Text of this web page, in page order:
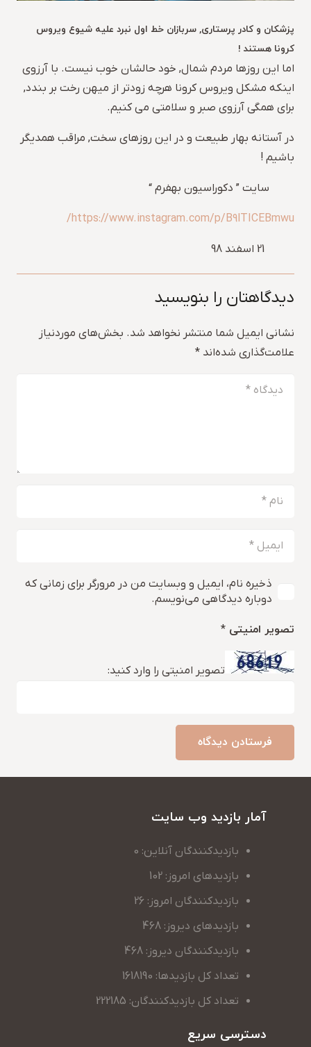
پزشکان و کادر پرستاری, سربازان خط اول نبرد علیه شیوع ویروس
کرونا هستند !
اما این روزها مردم شمال, خود حالشان خوب نیست. با آرزوی
اینکه مشکل ویروس کرونا هرچه زودتر از میهن رخت بر بندد,
برای همگی آرزوی صبر و سلامتی می کنیم.
در آستانه بهار طبیعت و در این روزهای سخت, مراقب همدیگر
باشیم !
سایت ” دکوراسیون بهفرم “
https://www.instagram.com/p/B9lTICEBmwu/
دیدگاهتان را بنویسید
نشانی ایمیل شما منتشر نخواهد شد. بخش‌های موردنیاز
علامت‌گذاری شده‌اند *
ذخیره نام، ایمیل و وبسایت من در مرورگر برای زمانی که
دوباره دیدگاهی می‌نویسم.
تصویر امنیتی *
تصویر امنیتی را وارد کنید:
فرستادن دیدگاه
آمار بازدید وب سایت
بازدیدکنندگان آنلاین: 0
بازدیدهای امروز: 102
بازدیدکنندگان امروز: 26
بازدیدهای دیروز: 468
بازدیدکنندگان دیروز: 468
تعداد کل بازدیدها: 1618190
تعداد کل بازدیدکنندگان: 222185
دسترسی سریع